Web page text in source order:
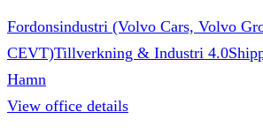
Fordonsindustri (Volvo Cars, Volvo
CEVT)Tillverkning & Industri 4.0
Hamn
View office details